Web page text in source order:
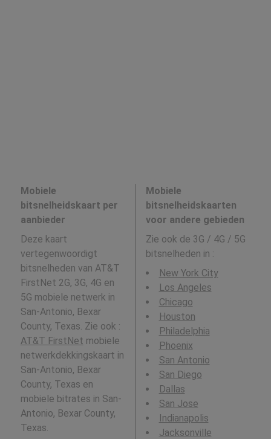
Mobiele
bitsnelheidskaart per
aanbieder
Deze kaart
vertegenwoordigt
bitsnelheden van AT&T
FirstNet 2G, 3G, 4G en
5G mobiele netwerk in
San-Antonio, Bexar
County, Texas. Zie ook :
AT&T FirstNet mobiele
netwerkdekkingskaart in
San-Antonio, Bexar
County, Texas en
mobiele bitrates in San-
Antonio, Bexar County,
Texas.
Mobiele
bitsnelheidskaarten
voor andere gebieden
Zie ook de 3G / 4G / 5G
bitsnelheden in :
New York City
Los Angeles
Chicago
Houston
Philadelphia
Phoenix
San Antonio
San Diego
Dallas
San Jose
Indianapolis
Jacksonville